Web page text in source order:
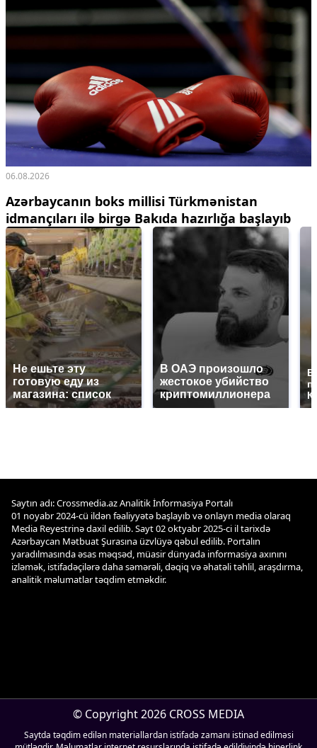
06.08.2026
Azərbaycanın boks millisi Türkmənistan
idmançıları ilə birgə Bakıda hazırlığa başlayıb
Не ешьте эту
готовую еду из
магазина: список
В ОАЭ произошло
жестокое убийство
криптомиллионера
Saytın adı: Crossmedia.az Analitik İnformasiya Portalı
01 noyabr 2024-cü ildən fəaliyyətə başlayıb və onlayn media olaraq
Media Reyestrinə daxil edilib. Sayt 02 oktyabr 2025-ci il tarixdə
Azərbaycan Mətbuat Şurasına üzvlüyə qəbul edilib. Portalın
yaradılmasında əsas məqsəd, müasir dünyada informasiya axınını
izləmək, istifadəçilərə daha səmərəli, dəqiq və əhatəli təhlil, araşdırma,
analitik məlumatlar təqdim etməkdir.
© Copyright 2026 CROSS MEDIA
Saytda təqdim edilən materiallardan istifadə zamanı istinad edilməsi